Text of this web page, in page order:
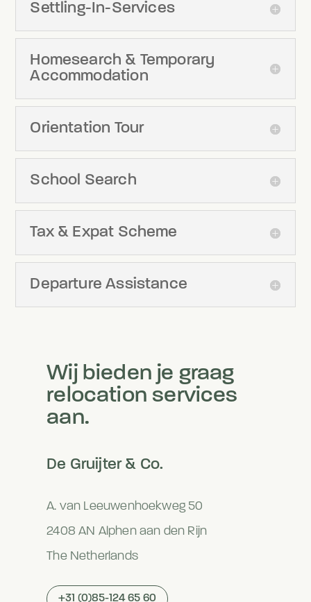
Settling-In-Services
Homesearch & Temporary
Accommodation
Orientation Tour
School Search
Tax & Expat Scheme
Departure Assistance
Wij bieden je graag
relocation services
aan.
De Gruijter & Co.
A. van Leeuwenhoekweg 50
2408 AN Alphen aan den Rijn
The Netherlands
+31 (0)85-124 65 60